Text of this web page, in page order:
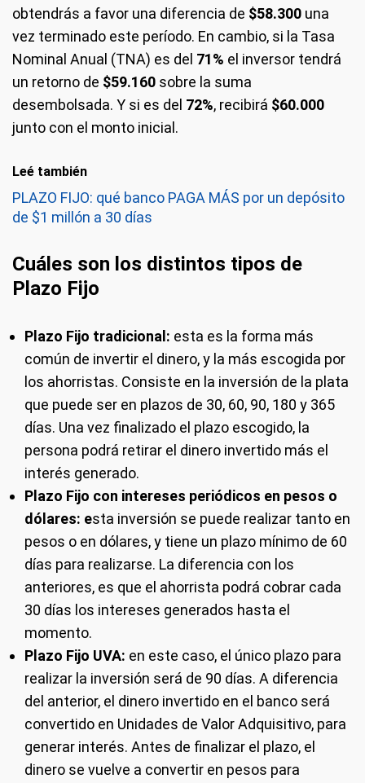
obtendrás a favor una diferencia de $58.300 una
vez terminado este período. En cambio, si la Tasa
Nominal Anual (TNA) es del 71% el inversor tendrá
un retorno de $59.160 sobre la suma
desembolsada. Y si es del 72%, recibirá $60.000
junto con el monto inicial.
Leé también
PLAZO FIJO: qué banco PAGA MÁS por un depósito
de $1 millón a 30 días
Cuáles son los distintos tipos de
Plazo Fijo
Plazo Fijo tradicional: esta es la forma más
común de invertir el dinero, y la más escogida por
los ahorristas. Consiste en la inversión de la plata
que puede ser en plazos de 30, 60, 90, 180 y 365
días. Una vez finalizado el plazo escogido, la
persona podrá retirar el dinero invertido más el
interés generado.
Plazo Fijo con intereses periódicos en pesos o
dólares: esta inversión se puede realizar tanto en
pesos o en dólares, y tiene un plazo mínimo de 60
días para realizarse. La diferencia con los
anteriores, es que el ahorrista podrá cobrar cada
30 días los intereses generados hasta el
momento.
Plazo Fijo UVA: en este caso, el único plazo para
realizar la inversión será de 90 días. A diferencia
del anterior, el dinero invertido en el banco será
convertido en Unidades de Valor Adquisitivo, para
generar interés. Antes de finalizar el plazo, el
dinero se vuelve a convertir en pesos para